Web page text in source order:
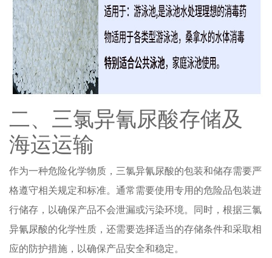
二、三氯异氰尿酸存储及
海运运输
作为一种危险化学物质，三氯异氰尿酸的包装和储存需要严
格遵守相关规定和标准。通常需要使用专用的危险品包装进
行储存，以确保产品不会泄漏或污染环境。同时，根据三氯
异氰尿酸的化学性质，还需要选择适当的存储条件和采取相
应的防护措施，以确保产品安全和稳定。